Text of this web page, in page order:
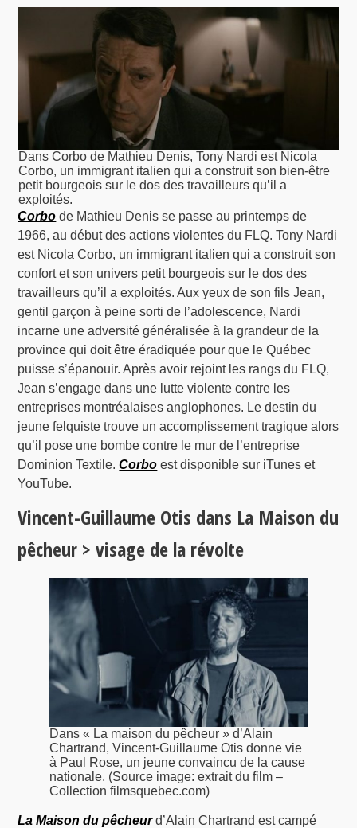
Dans Corbo de Mathieu Denis, Tony Nardi est Nicola
Corbo, un immigrant italien qui a construit son bien-être
petit bourgeois sur le dos des travailleurs qu’il a
exploités.
Corbo de Mathieu Denis se passe au printemps de
1966, au début des actions violentes du FLQ. Tony Nardi
est Nicola Corbo, un immigrant italien qui a construit son
confort et son univers petit bourgeois sur le dos des
travailleurs qu’il a exploités. Aux yeux de son fils Jean,
gentil garçon à peine sorti de l’adolescence, Nardi
incarne une adversité généralisée à la grandeur de la
province qui doit être éradiquée pour que le Québec
puisse s’épanouir. Après avoir rejoint les rangs du FLQ,
Jean s’engage dans une lutte violente contre les
entreprises montréalaises anglophones. Le destin du
jeune felquiste trouve un accomplissement tragique alors
qu’il pose une bombe contre le mur de l’entreprise
Dominion Textile.Corbo est disponible sur iTunes et
YouTube.
Vincent-Guillaume Otis dans La Maison du
pêcheur > visage de la révolte
Dans « La maison du pêcheur » d’Alain
Chartrand, Vincent-Guillaume Otis donne vie
à Paul Rose, un jeune convaincu de la cause
nationale. (Source image: extrait du film –
Collection filmsquebec.com)
La Maison du pêcheurd’Alain Chartrand est campé